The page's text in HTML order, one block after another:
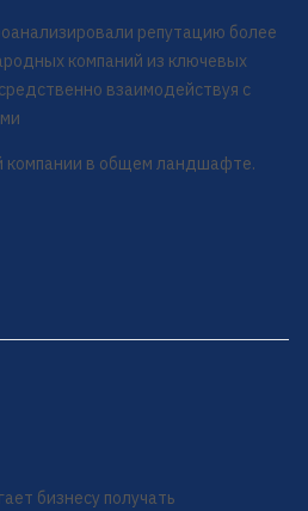
репутацию более
компаний из ключевых
взаимодействуя с
компании в общем ландшафте.
бизнесу получать